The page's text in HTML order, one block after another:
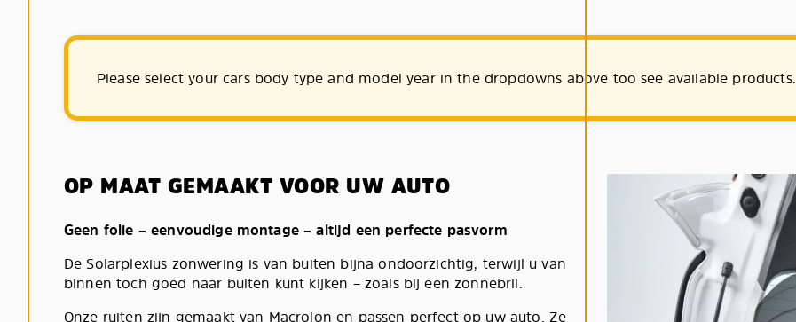
Please select your cars body type and model year in the dropdowns above too see available products.
OP MAAT GEMAAKT VOOR UW AUTO
Geen folie – eenvoudige montage – altijd een perfecte pasvorm
De Solarplexius zonwering is van buiten bijna ondoorzichtig, terwijl u van
binnen toch goed naar buiten kunt kijken – zoals bij een zonnebril.
Onze ruiten zijn gemaakt van Macrolon en passen perfect op uw auto. Ze